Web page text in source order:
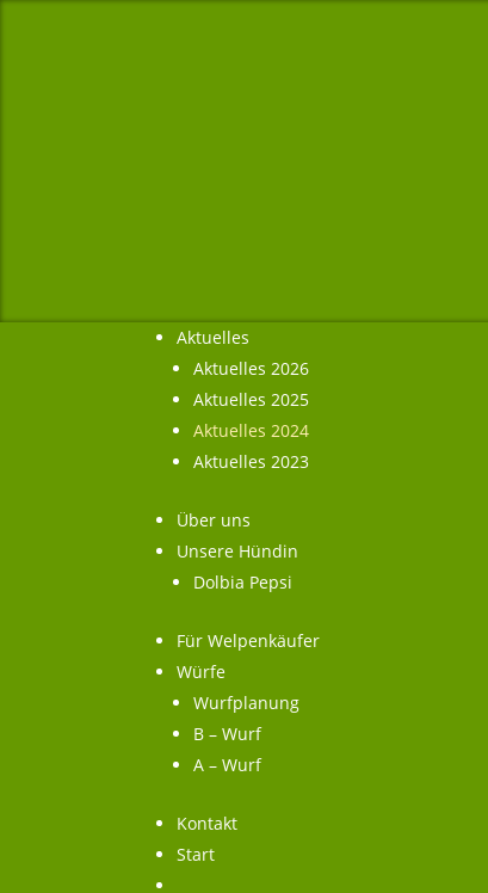
Aktuelles
Aktuelles 2026
Aktuelles 2025
Aktuelles 2024
Aktuelles 2023
Über uns
Unsere Hündin
Dolbia Pepsi
Für Welpenkäufer
Würfe
Wurfplanung
B – Wurf
A – Wurf
Kontakt
Start